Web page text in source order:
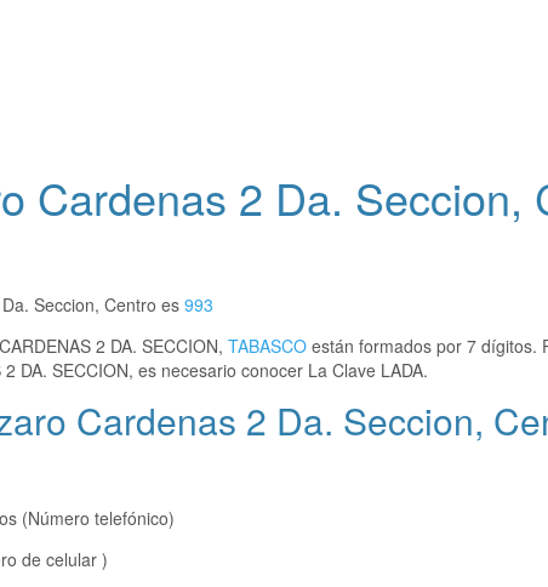
Cardenas 2 Da. Seccion,
Seccion, Centro es 993
2 DA. SECCION, TABASCO están formados por 7 dígitos.
DA. SECCION, es necesario conocer La Clave LADA.
Cardenas 2 Da. Seccion,
(Número telefónico)
de celular )